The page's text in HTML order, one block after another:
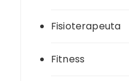
Fisioterapeuta
Fitness